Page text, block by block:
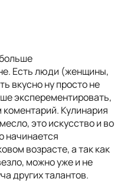
Есть люди (женщины,
вкусно ну просто не
эксперементировать,
Кулинария
это искусство и во
начинается
возрасте, а так как
можно уже и не
других талантов.